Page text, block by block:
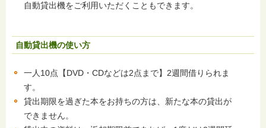
自動貸出機をご利用いただくこともできます。
自動貸出機の使い方
一人10点【DVD・CDなどは2点まで】2週間借りられま
す。
貸出期限を過ぎた本をお持ちの方は、新たな本の貸出が
できません。